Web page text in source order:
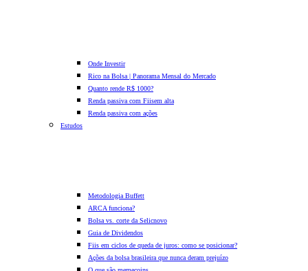
Onde Investir
Rico na Bolsa | Panorama Mensal do Mercado
Quanto rende R$ 1000?
Renda passiva com Fiisem alta
Renda passiva com ações
Estudos
Metodologia Buffett
ARCA funciona?
Bolsa vs. corte da Selicnovo
Guia de Dividendos
Fiis em ciclos de queda de juros: como se posicionar?
Ações da bolsa brasileira que nunca deram prejuízo